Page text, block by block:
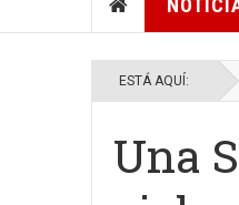
ESTÁ AQUÍ:
Una